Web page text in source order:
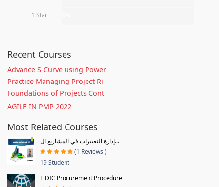
1 Star
Recent Courses
Advance S-Curve using Power
Practice Managing Project Ri
Foundations of Projects Cont
AGILE IN PMP 2022
Most Related Courses
إدارة التغييرات في المشاريع ال...
(1 Reviews )
19 Student
FIDIC Procurement Procedure